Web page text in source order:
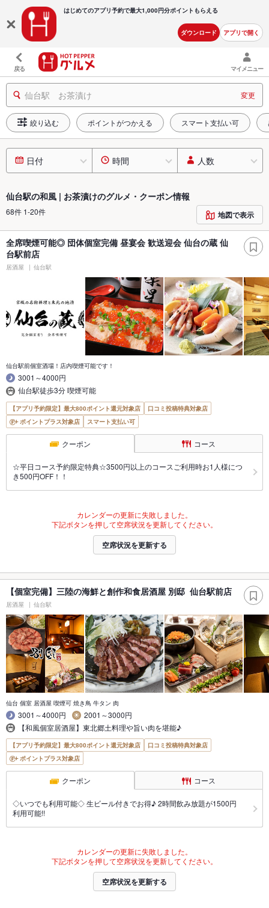
はじめてのアプリ予約で最大1,000円分ポイントもらえる
ダウンロード アプリで開く
戻る マイメニュー
仙台駅 お茶漬け 変更
絞り込む ポイントがつかえる スマート支払い可
日付 時間 人数
仙台駅の和風 | お茶漬けのグルメ・クーポン情報
68件 1-20件 地図で表示
全席喫煙可能◎ 団体個室完備 昼宴会 歓送迎会 仙台の蔵 仙
台駅前店
居酒屋 仙台駅
仙台駅前個室酒場！店内喫煙可能です！
3001～4000円
仙台駅徒歩3分 喫煙可能
【アプリ予約限定】最大800ポイント還元対象店
口コミ投稿特典対象店
ポイントプラス対象店
スマート支払い可
クーポン コース
☆平日コース予約限定特典☆3500円以上のコースご利用時お1人様につ
き500円OFF！！
カレンダーの更新に失敗しました。
下記ボタンを押して空席状況を更新してください。
空席状況を更新する
【個室完備】三陸の海鮮と創作和食居酒屋 別邸 仙台駅前店
居酒屋 仙台駅
仙台 個室 居酒屋 喫煙可 焼き鳥 牛タン 肉
3001～4000円
2001～3000円
【和風個室居酒屋】東北郷土料理や旨い肉を堪能♪
【アプリ予約限定】最大800ポイント還元対象店
口コミ投稿特典対象店
ポイントプラス対象店
クーポン コース
◇いつでも利用可能◇ 生ビール付きでお得♪ 2時間飲み放題が1500円
利用可能!!
カレンダーの更新に失敗しました。
下記ボタンを押して空席状況を更新してください。
空席状況を更新する